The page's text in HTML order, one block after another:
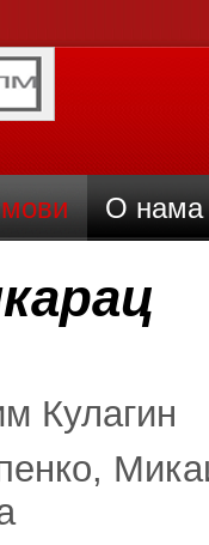
О нама
Кулагин